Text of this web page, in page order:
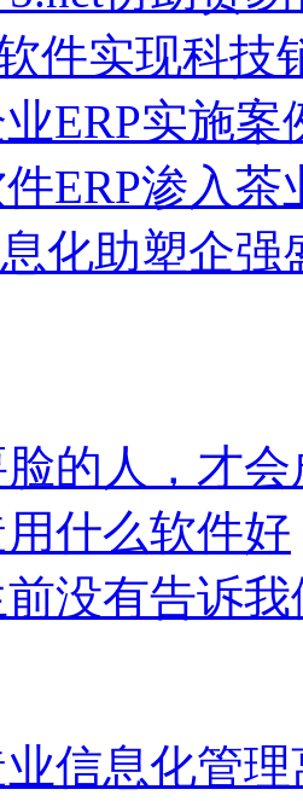
件实现科技
ERP实施案
ERP渗入茶
化助塑企强
的人，才
什么软件好
没有告诉
信息化管